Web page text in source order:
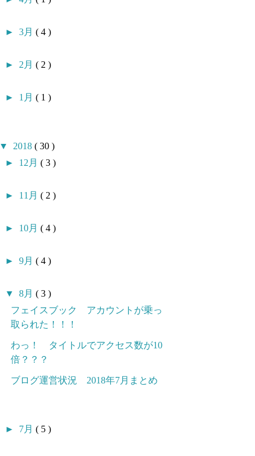
► 3月 ( 4 )
► 2月 ( 2 )
► 1月 ( 1 )
▼ 2018 ( 30 )
► 12月 ( 3 )
► 11月 ( 2 )
► 10月 ( 4 )
► 9月 ( 4 )
▼ 8月 ( 3 )
フェイスブック アカウントが乗っ
取られた！！！
わっ！ タイトルでアクセス数が10
倍？？？
ブログ運営状況 2018年7月まとめ
► 7月 ( 5 )